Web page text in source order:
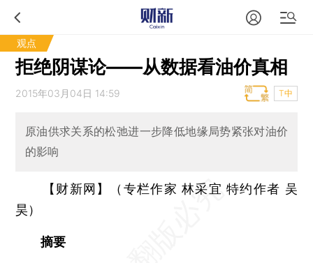
观点
拒绝阴谋论——从数据看油价真相
2015年03月04日 14:59 T中
原油供求关系的松弛进一步降低地缘局势紧张对油价
的影响
【财新网】（专栏作家 林采宜 特约作者 吴
昊）
摘要